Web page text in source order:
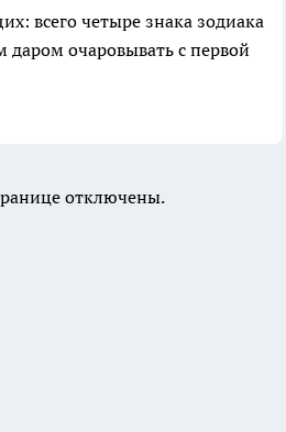
всего четыре знака зодиака
очаровывать с первой
отключены.